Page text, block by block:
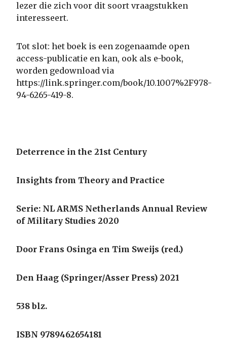
lezer die zich voor dit soort vraagstukken
interesseert.
Tot slot: het boek is een zogenaamde open
access-publicatie en kan, ook als e-book,
worden gedownload via
https://link.springer.com/book/10.1007%2F978-
94-6265-419-8.
Deterrence in the 21st Century
Insights from Theory and Practice
Serie: NL ARMS Netherlands Annual Review
of Military Studies 2020
Door Frans Osinga en Tim Sweijs (red.)
Den Haag (Springer/Asser Press) 2021
538 blz.
ISBN 9789462654181